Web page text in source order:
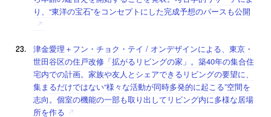
り、“東洋の宝石”をコンセプトにした完成予想のパースも公開
津金愛理＋フン・チョク・テイ / オンデザインによる、東京・
世田谷区の住戸改修「拡がるリビングの家」。築40年の集合住
宅内での計画。家族や友人とシェアできるリビングの要望に、
集まるだけではない“様々な活動が同時多発的に起こる”空間を
志向。個室の機能の一部も取り出してリビング内に多様な居場
所を作る